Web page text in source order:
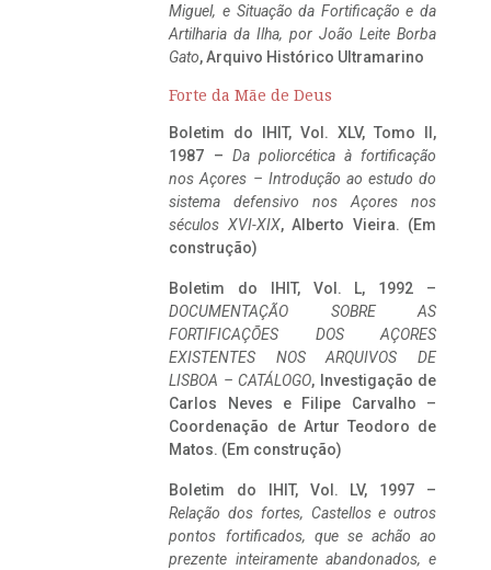
Miguel, e Situação da Fortificação e da
Artilharia da Ilha, por João Leite Borba
Gato, Arquivo Histórico Ultramarino
Forte da Mãe de Deus
Boletim do IHIT, Vol. XLV, Tomo II,
1987 – Da poliorcética à fortificação
nos Açores – Introdução ao estudo do
sistema defensivo nos Açores nos
séculos XVI-XIX, Alberto Vieira. (Em
construção)
Boletim do IHIT, Vol. L, 1992 –
DOCUMENTAÇÃO SOBRE AS
FORTIFICAÇÕES DOS AÇORES
EXISTENTES NOS ARQUIVOS DE
LISBOA – CATÁLOGO, Investigação de
Carlos Neves e Filipe Carvalho –
Coordenação de Artur Teodoro de
Matos. (Em construção)
Boletim do IHIT, Vol. LV, 1997 –
Relação dos fortes, Castellos e outros
pontos fortificados, que se achão ao
prezente inteiramente abandonados, e